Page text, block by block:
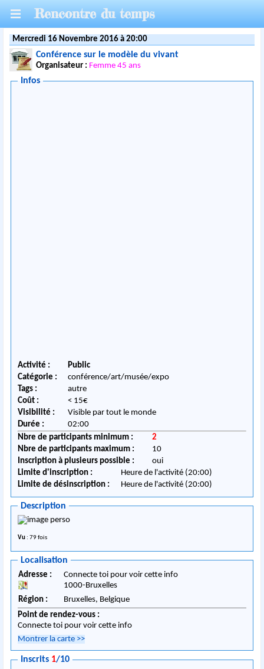
Rencontre du temps
Mercredi 16 Novembre 2016 à 20:00
Conférence sur le modèle du vivant
Organisateur : Femme 45 ans
Infos
Activité :
Public
Catégorie :
conférence/art/musée/expo
Tags :
autre
Coût :
< 15€
Visibilité :
Visible par tout le monde
Durée :
02:00
Nbre de participants minimum :
2
Nbre de participants maximum :
10
Inscription à plusieurs possible :
oui
Limite d'inscription :
Heure de l'activité (20:00)
Limite de désinscription :
Heure de l'activité (20:00)
Description
Vu : 79 fois
Localisation
Adresse :
Connecte toi pour voir cette info
1000-Bruxelles
Région :
Bruxelles, Belgique
Point de rendez-vous :
Connecte toi pour voir cette info
Montrer la carte >>
Inscrits 1/10